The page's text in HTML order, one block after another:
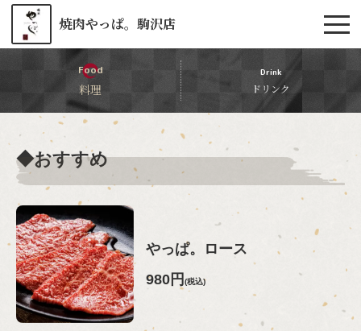
焼肉やっぱ。駒沢店
Food
料理
Drink
ドリンク
◆おすすめ
やっぱ。ロース
980円(税込)